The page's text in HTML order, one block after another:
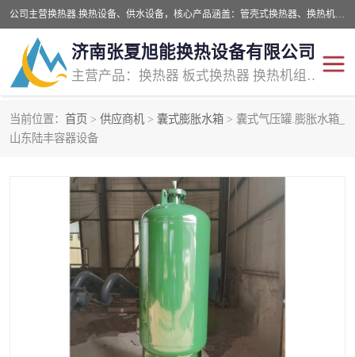
公司主营换热器.换热设备、供水设备，核心产品涵盖：管壳式换热器、换热机组、不锈钢组合式水箱、水处理设备等，提供非标设备集生产、销售、安装一体化服务，可满足全国酒店、学校、医院、商业综合体、工业项目等多场景换热与供水需求。
济南张夏旭能换热设备有限公司
主营产品：换热器 板式换热器 换热机组 供水设备 水处理设备
当前位置： 首页 > 供应商机 > 囊式膨胀水箱 > 囊式气压罐.膨胀水箱_
山东陆丰容器设备
管壳式换热器
汽水换热机组 板式换热设备
板式换热机组 定压补水装置
囊式膨胀水箱 水处理器设备
智能供水设备 锅炉辅机设备
非标加工设备